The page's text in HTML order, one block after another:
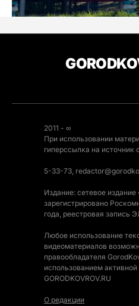
2011 - ∞
При использовании
гиперссылка на источник
5-33-73,
Издание: сетевое
зарегистрировано
года, реестровая запись
Любое использование
видеоматериалов
правообладателя
использованием
GORODKOVROV.RU
О редакции